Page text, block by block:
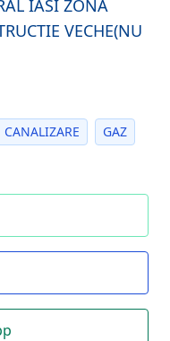
IASI ZONA
VECHE(NU
CANALIZARE
GAZ